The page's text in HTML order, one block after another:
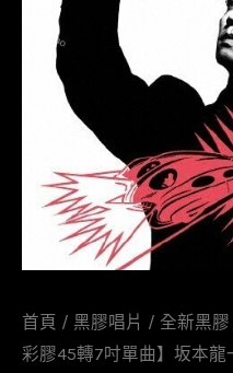
首頁 / 黑膠唱片 / 全新黑膠
彩膠45轉7吋單曲】坂本龍